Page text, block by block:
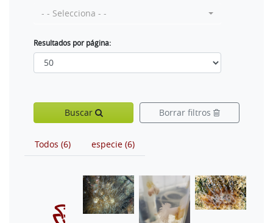
- - Selecciona - -
Resultados por página:
Buscar Borrar filtros
Todos (6) especie (6)